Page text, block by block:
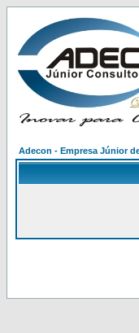
Adecon - Empresa Júnior